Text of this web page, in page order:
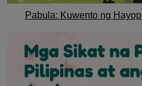
Pabula: Kuwento ng